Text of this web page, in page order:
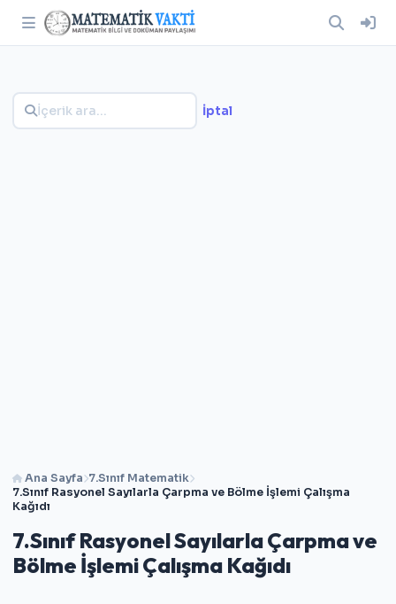
Ana Sayfa 7.Sınıf Matematik
7.Sınıf Rasyonel Sayılarla Çarpma ve Bölme İşlemi Çalışma
Kağıdı
7.Sınıf Rasyonel Sayılarla Çarpma ve
Bölme İşlemi Çalışma Kağıdı
İptal